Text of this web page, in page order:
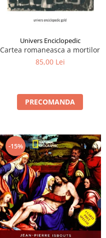
Univers Enciclopedic
Cartea romaneasca a mortilor
85,00 Lei
PRECOMANDA
-15%